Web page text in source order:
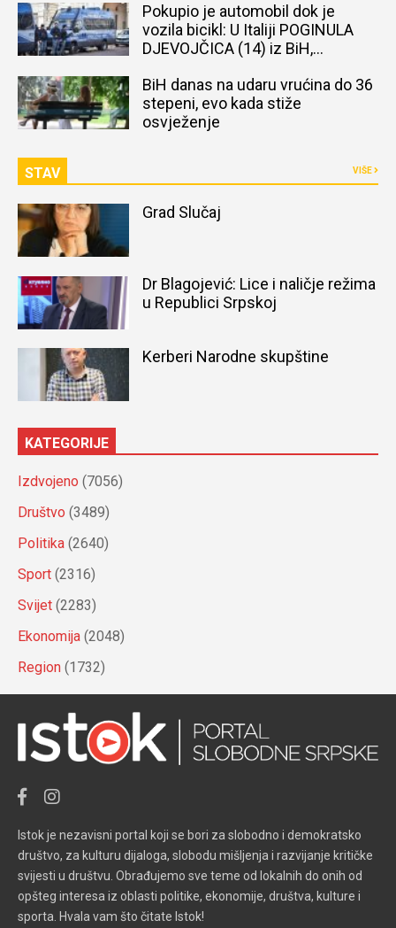
Pokupio je automobil dok je
vozila bicikl: U Italiji POGINULA
DJEVOJČICA (14) iz BiH,
BiH danas na udaru vrućina do 36
stepeni, evo kada stiže
osvježenje
STAV VIŠE
Grad Slučaj
Dr Blagojević: Lice i naličje režima
u Republici Srpskoj
Kerberi Narodne skupštine
KATEGORIJE
Izdvojeno (7056)
Društvo (3489)
Politika (2640)
Sport (2316)
Svijet (2283)
Ekonomija (2048)
Region (1732)
Istok je nezavisni portal koji se bori za slobodno i demokratsko
društvo, za kulturu dijaloga, slobodu mišljenja i razvijanje kritičke
svijesti u društvu. Obrađujemo sve teme od lokalnih do onih od
opšteg interesa iz oblasti politike, ekonomije, društva, kulture i
sporta. Hvala vam što čitate Istok!